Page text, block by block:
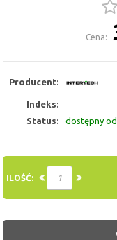
Cena:
Producent:
Indeks:
Status:
dostępny
ILOŚĆ: